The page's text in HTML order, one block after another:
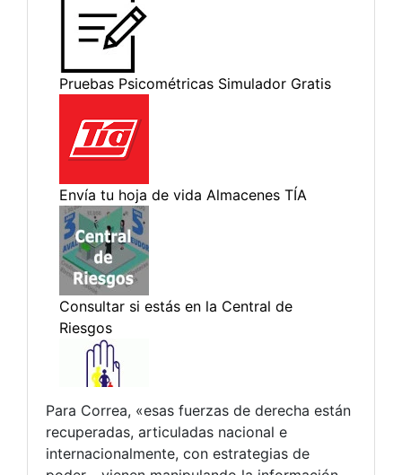
Para Correa, «esas fuerzas de derecha están
recuperadas, articuladas nacional e
internacionalmente, con estrategias de